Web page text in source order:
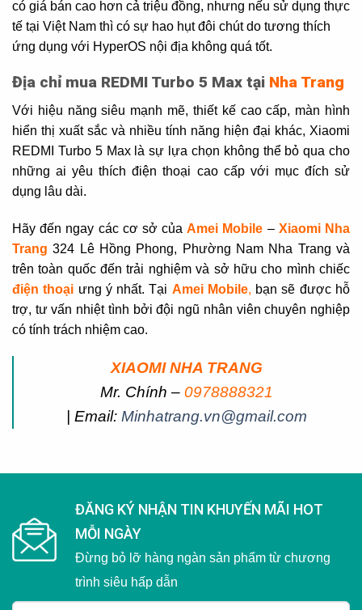
có giá bán cao hơn cả triệu đồng, nhưng nếu sử dụng thực
tế tại Việt Nam thì có sự hao hụt đôi chút do tương thích
ứng dụng với HyperOS nội địa không quá tốt.
Địa chỉ mua REDMI Turbo 5 Max tại Nha Trang
Với hiệu năng siêu mạnh mẽ, thiết kế cao cấp, màn hình
hiển thị xuất sắc và nhiều tính năng hiện đại khác, Xiaomi
REDMI Turbo 5 Max là sự lựa chọn không thể bỏ qua cho
những ai yêu thích điện thoại cao cấp với mục đích sử
dụng lâu dài.
Hãy đến ngay các cơ sở củaAmei Mobile – Xiaomi Nha
Trang 324 Lê Hồng Phong, Phường Nam Nha Trang và
trên toàn quốc đến trải nghiệm và sở hữu cho mình chiếc
điện thoại ưng ý nhất. Tại Amei Mobile, bạn sẽ được hỗ
trợ, tư vấn nhiệt tình bởi đội ngũ nhân viên chuyên nghiệp
có tính trách nhiệm cao.
XIAOMI NHA TRANG
Mr. Chính – 0978888321
| Email: Minhatrang.vn@gmail.com
ĐĂNG KÝ NHẬN TIN KHUYẾN MÃI HOT
MỖI NGÀY
Đừng bỏ lỡ hàng ngàn sản phẩm từ chương
trình siêu hấp dẫn